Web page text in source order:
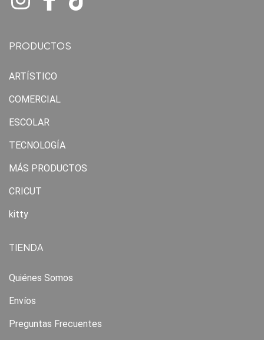
PRODUCTOS
ARTÍSTICO
COMERCIAL
ESCOLAR
TECNOLOGÍA
MÁS PRODUCTOS
CRICUT
kitty
TIENDA
Quiénes Somos
Envíos
Preguntas Frecuentes